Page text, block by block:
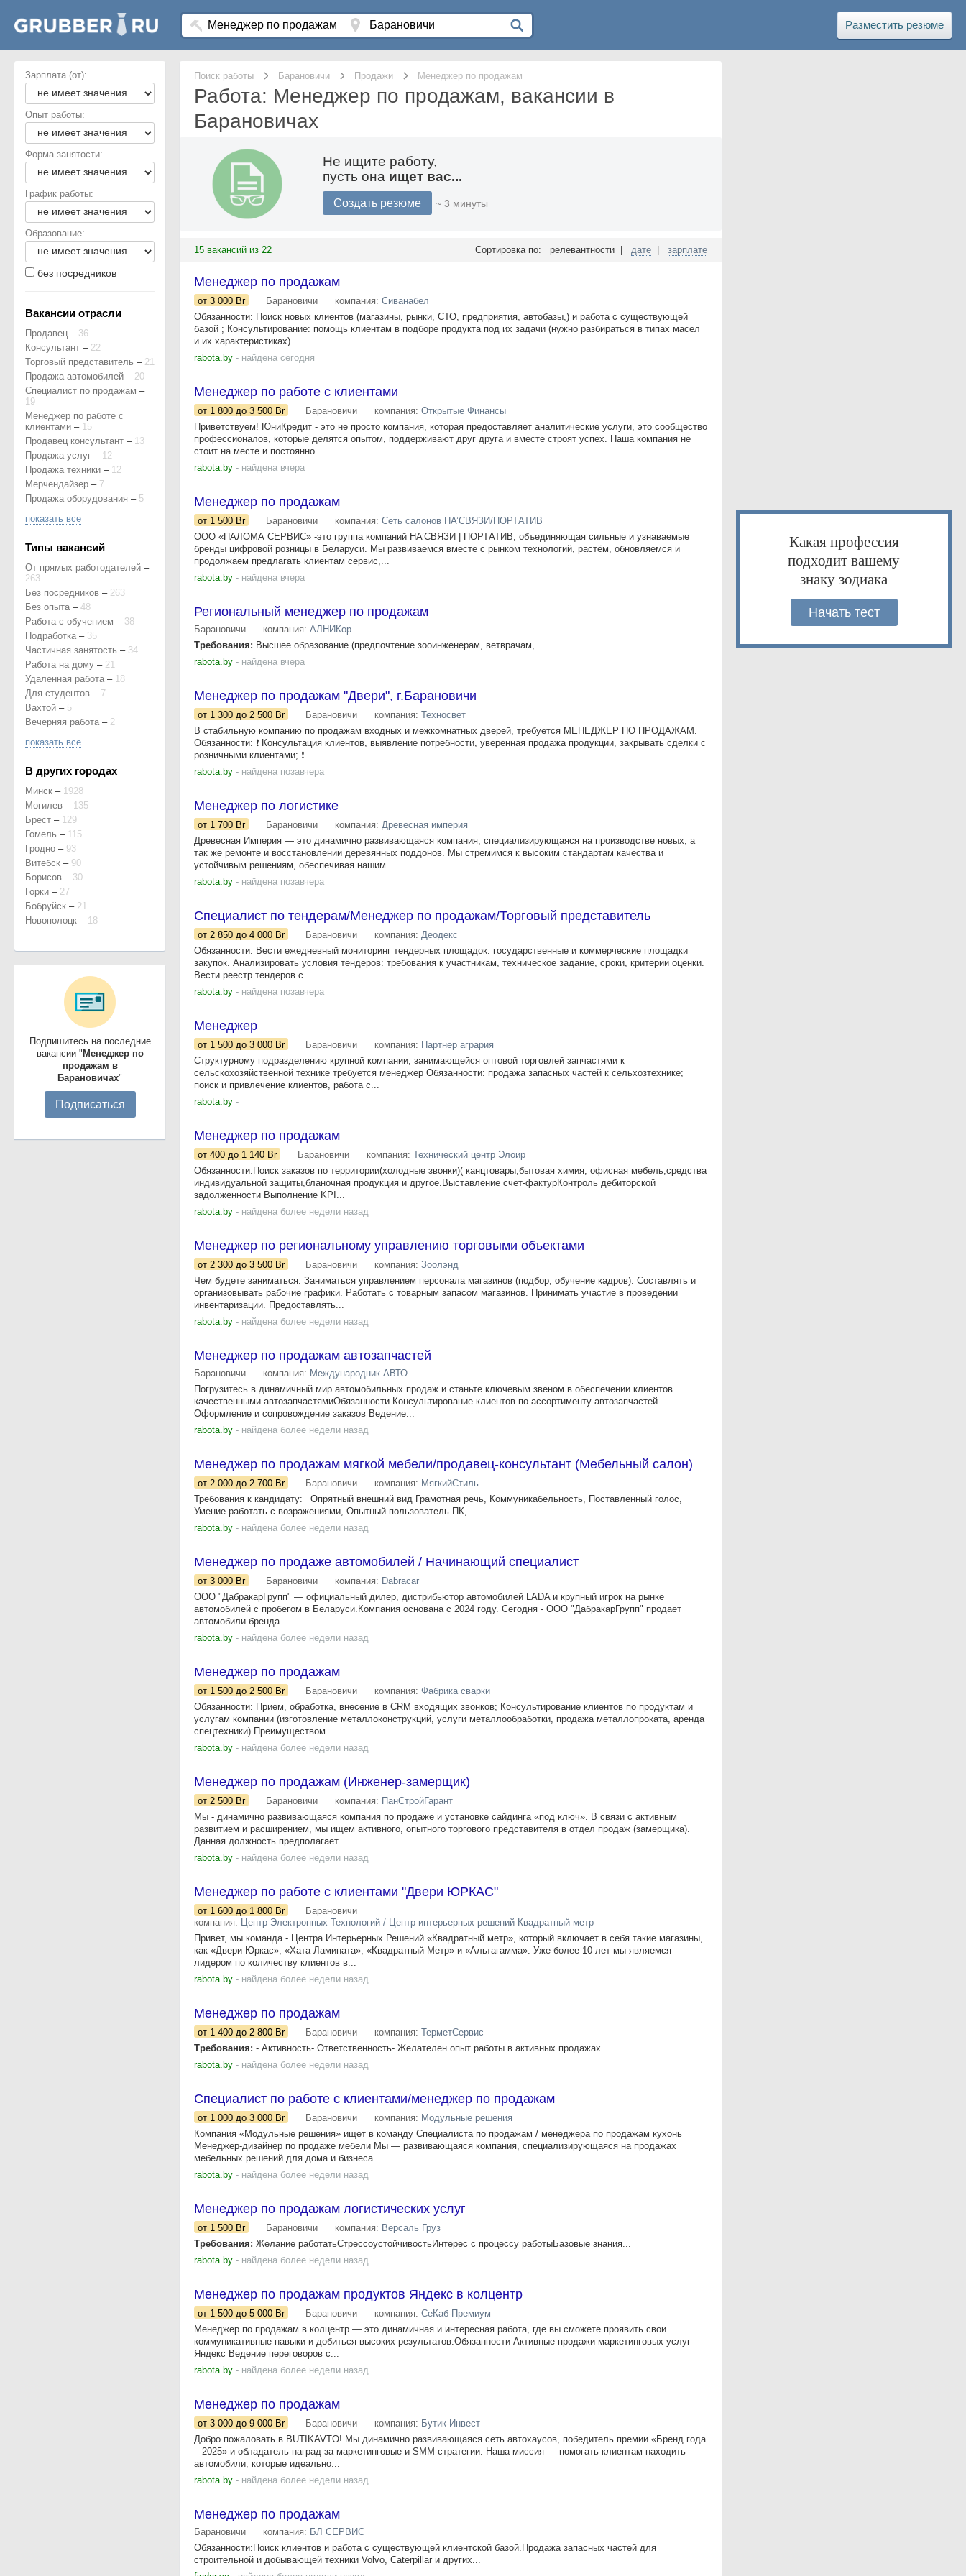
Разместить резюме
Поиск работы Барановичи Продажи Менеджер по продажам
Работа: Менеджер по продажам, вакансии в
Барановичах
Не ищите работу,
пусть она ищет вас...
Создать резюме ~ 3 минуты
15 вакансий из 22 Сортировка по: релевантности | дате зарплате
Менеджер по продажам
от 3 000 Br Барановичи компания: Сиванабел
Обязанности: Поиск новых клиентов (магазины, рынки, СТО, предприятия, автобазы,) и работа с существующей
базой ; Консультирование: помощь клиентам в подборе продукта под их задачи (нужно разбираться в типах масел
и их характеристиках)...
rabota.by - найдена сегодня
Менеджер по работе с клиентами
от 1 800 до 3 500 Br Барановичи компания: Открытые Финансы
Приветствуем! ЮниКредит - это не просто компания, которая предоставляет аналитические услуги, это сообщество
профессионалов, которые делятся опытом, поддерживают друг друга и вместе строят успех. Наша компания не
стоит на месте и постоянно...
rabota.by - найдена вчера
Менеджер по продажам
от 1 500 Br Барановичи компания: Сеть салонов НА’СВЯЗИ/ПОРТАТИВ
ООО «ПАЛОМА СЕРВИС» -это группа компаний НА’СВЯЗИ | ПОРТАТИВ, объединяющая сильные и узнаваемые
бренды цифровой розницы в Беларуси. Мы развиваемся вместе с рынком технологий, растём, обновляемся и
продолжаем предлагать клиентам сервис,...
rabota.by - найдена вчера
Региональный менеджер по продажам
Барановичи компания: АЛНИКор
Требования: Высшее образование (предпочтение зооинженерам, ветврачам,...
rabota.by - найдена вчера
Менеджер по продажам "Двери", г.Барановичи
от 1 300 до 2 500 Br Барановичи компания: Техносвет
В стабильную компанию по продажам входных и межкомнатных дверей, требуется МЕНЕДЖЕР ПО ПРОДАЖАМ.
Обязанности: ❗️ Консультация клиентов, выявление потребности, уверенная продажа продукции, закрывать сделки с
розничными клиентами; ❗️...
rabota.by - найдена позавчера
Менеджер по логистике
от 1 700 Br Барановичи компания: Древесная империя
Древесная Империя — это динамично развивающаяся компания, специализирующаяся на производстве новых, а
так же ремонте и восстановлении деревянных поддонов. Мы стремимся к высоким стандартам качества и
устойчивым решениям, обеспечивая нашим...
rabota.by - найдена позавчера
Специалист по тендерам/Менеджер по продажам/Торговый представитель
от 2 850 до 4 000 Br Барановичи компания: Деодекс
Обязанности: Вести ежедневный мониторинг тендерных площадок: государственные и коммерческие площадки
закупок. Анализировать условия тендеров: требования к участникам, техническое задание, сроки, критерии оценки.
Вести реестр тендеров с...
rabota.by - найдена позавчера
Менеджер
от 1 500 до 3 000 Br Барановичи компания: Партнер агрария
Структурному подразделению крупной компании, занимающейся оптовой торговлей запчастями к
сельскохозяйственной технике требуется менеджер Обязанности: продажа запасных частей к сельхозтехнике;
поиск и привлечение клиентов, работа с...
rabota.by -
Менеджер по продажам
от 400 до 1 140 Br Барановичи компания: Технический центр Элоир
Обязанности:Поиск заказов по территории(холодные звонки)( канцтовары,бытовая химия, офисная мебель,средства
индивидуальной защиты,бланочная продукция и другое.Выставление счет-фактурКонтроль дебиторской
задолженности Выполнение KPI...
rabota.by - найдена более недели назад
Менеджер по региональному управлению торговыми объектами
от 2 300 до 3 500 Br Барановичи компания: Зоолэнд
Чем будете заниматься: Заниматься управлением персонала магазинов (подбор, обучение кадров). Составлять и
организовывать рабочие графики. Работать с товарным запасом магазинов. Принимать участие в проведении
инвентаризации. Предоставлять...
rabota.by - найдена более недели назад
Менеджер по продажам автозапчастей
Барановичи компания: Международник АВТО
Погрузитесь в динамичный мир автомобильных продаж и станьте ключевым звеном в обеспечении клиентов
качественными автозапчастямиОбязанности Консультирование клиентов по ассортименту автозапчастей
Оформление и сопровождение заказов Ведение...
rabota.by - найдена более недели назад
Менеджер по продажам мягкой мебели/продавец-консультант (Мебельный салон)
от 2 000 до 2 700 Br Барановичи компания: МягкийСтиль
Требования к кандидату: Опрятный внешний вид Грамотная речь, Коммуникабельность, Поставленный голос,
Умение работать с возражениями, Опытный пользователь ПК,...
rabota.by - найдена более недели назад
Менеджер по продаже автомобилей / Начинающий специалист
от 3 000 Br Барановичи компания: Dabracar
ООО "ДабракарГрупп" — официальный дилер, дистрибьютор автомобилей LADA и крупный игрок на рынке
автомобилей с пробегом в Беларуси.Компания основана с 2024 году. Сегодня - ООО "ДабракарГрупп" продает
автомобили бренда...
rabota.by - найдена более недели назад
Менеджер по продажам
от 1 500 до 2 500 Br Барановичи компания: Фабрика сварки
Обязанности: Прием, обработка, внесение в CRM входящих звонков; Консультирование клиентов по продуктам и
услугам компании (изготовление металлоконструкций, услуги металлообработки, продажа металлопроката, аренда
спецтехники) Преимуществом...
rabota.by - найдена более недели назад
Менеджер по продажам (Инженер-замерщик)
от 2 500 Br Барановичи компания: ПанСтройГарант
Мы - динамично развивающаяся компания по продаже и установке сайдинга «под ключ». В связи с активным
развитием и расширением, мы ищем активного, опытного торгового представителя в отдел продаж (замерщика).
Данная должность предполагает...
rabota.by - найдена более недели назад
Менеджер по работе с клиентами "Двери ЮРКАС"
от 1 600 до 1 800 Br
Барановичи
компания: Центр Электронных Технологий / Центр интерьерных решений Квадратный метр
Привет, мы команда - Центра Интерьерных Решений «Квадратный метр», который включает в себя такие магазины,
как «Двери Юркас», «Хата Ламината», «Квадратный Метр» и «Альтагамма». Уже более 10 лет мы являемся
лидером по количеству клиентов в...
rabota.by - найдена более недели назад
Менеджер по продажам
от 1 400 до 2 800 Br Барановичи компания: ТерметСервис
Требования: - Активность- Ответственность- Желателен опыт работы в активных продажах...
rabota.by - найдена более недели назад
Специалист по работе с клиентами/менеджер по продажам
от 1 000 до 3 000 Br Барановичи компания: Модульные решения
Компания «Модульные решения» ищет в команду Специалиста по продажам / менеджера по продажам кухонь
Менеджер-дизайнер по продаже мебели Мы — развивающаяся компания, специализирующаяся на продажах
мебельных решений для дома и бизнеса....
rabota.by - найдена более недели назад
Менеджер по продажам логистических услуг
от 1 500 Br Барановичи компания: Версаль Груз
Требования: Желание работатьСтрессоустойчивостьИнтерес с процессу работыБазовые знания...
rabota.by - найдена более недели назад
Менеджер по продажам продуктов Яндекс в колцентр
от 1 500 до 5 000 Br Барановичи компания: СеКаб-Премиум
Менеджер по продажам в колцентр — это динамичная и интересная работа, где вы сможете проявить свои
коммуникативные навыки и добиться высоких результатов.Обязанности Активные продажи маркетинговых услуг
Яндекс Ведение переговоров с...
rabota.by - найдена более недели назад
Менеджер по продажам
от 3 000 до 9 000 Br Барановичи компания: Бутик-Инвест
Добро пожаловать в BUTIKAVTO! Мы динамично развивающаяся сеть автохаусов, победитель премии «Бренд года
– 2025» и обладатель наград за маркетинговые и SMM-стратегии. Наша миссия — помогать клиентам находить
автомобили, которые идеально...
rabota.by - найдена более недели назад
Менеджер по продажам
Барановичи компания: БЛ СЕРВИС
Обязанности:Поиск клиентов и работа с существующей клиентской базой.Продажа запасных частей для
строительной и добывающей техники Volvo, Caterpillar и других...
Зарплата (от):
Опыт работы:
Форма занятости:
График работы:
Образование:
без посредников
Вакансии отрасли
Продавец – 36
Консультант – 22
Торговый представитель – 21
Продажа автомобилей – 20
Специалист по продажам –
19
Менеджер по работе с
клиентами – 15
Продавец консультант – 13
Продажа услуг – 12
Продажа техники – 12
Мерчендайзер – 7
Продажа оборудования – 5
показать все
Типы вакансий
От прямых работодателей –
263
Без посредников – 263
Без опыта – 48
Работа с обучением – 38
Подработка – 35
Частичная занятость – 34
Работа на дому – 21
Удаленная работа – 18
Для студентов – 7
Вахтой – 5
Вечерняя работа – 2
показать все
В других городах
Минск – 1928
Могилев – 135
Брест – 129
Гомель – 115
Гродно – 93
Витебск – 90
Борисов – 30
Горки – 27
Бобруйск – 21
Новополоцк – 18
Подпишитесь на последние
вакансии " Менеджер по
продажам в
Барановичах"
Подписаться
Какая профессия
подходит вашему
знаку зодиака
Начать тест